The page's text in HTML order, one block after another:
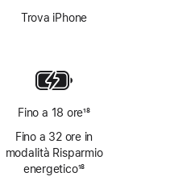
Trova iPhone
Fino a 18 ore18
Fino a 32 ore in
modalità Risparmio
energetico18